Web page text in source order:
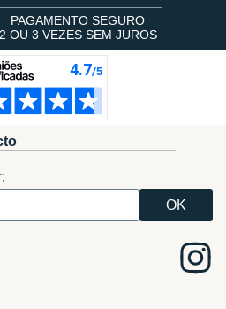
PAGAMENTO SEGURO
2 OU 3 VEZES SEM JUROS